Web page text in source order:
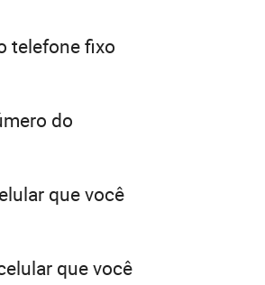
telefone fixo
do
que você
que você